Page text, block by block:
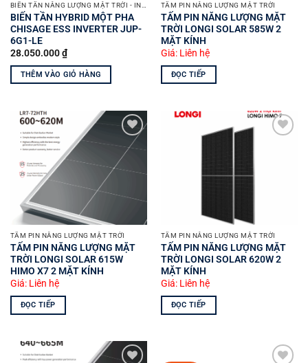
BIẾN TẦN HYBRID MỘT PHA
CHISAGE ESS INVERTER JUP-
6G1-LE
28.050.000₫
THÊM VÀO GIỎ HÀNG
TẤM PIN NĂNG LƯỢNG MẶT TRỜI
TẤM PIN NĂNG LƯỢNG MẶT
TRỜI LONGI SOLAR 585W 2
MẶT KÍNH
Giá: Liên hệ
ĐỌC TIẾP
Yêu
thích
TẤM PIN NĂNG LƯỢNG MẶT TRỜI
TẤM PIN NĂNG LƯỢNG MẶT
TRỜI LONGI SOLAR 615W
HIMO X7 2 MẶT KÍNH
Giá: Liên hệ
ĐỌC TIẾP
TẤM PIN NĂNG LƯỢNG MẶT TRỜI
TẤM PIN NĂNG LƯỢNG MẶT
TRỜI LONGI SOLAR 620W 2
MẶT KÍNH
Giá: Liên hệ
ĐỌC TIẾP